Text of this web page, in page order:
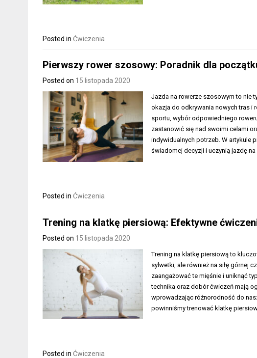
Posted in Ćwiczenia
Pierwszy rower szosowy: Poradnik dla
Posted on 15 listopada 2020
Jazda na rowerze szosowym to nie
okazja do odkrywania nowych tras i
sportu, wybór odpowiedniego
zastanowić się nad swoimi celami
indywidualnych potrzeb. W artykule
świadomej decyzji i uczynią jazdę
Posted in Ćwiczenia
Trening na klatkę piersiową: Efektywne
Posted on 15 listopada 2020
Trening na klatkę piersiową to
sylwetki, ale również na siłę górnej
zaangażować te mięśnie i uniknąć
technika oraz dobór ćwiczeń mają
wprowadzając różnorodność do
powinniśmy trenować klatkę
Posted in Ćwiczenia